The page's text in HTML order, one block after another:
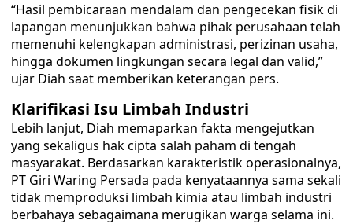
“Hasil pembicaraan mendalam dan pengecekan fisik di
lapangan menunjukkan bahwa pihak perusahaan telah
memenuhi kelengkapan administrasi, perizinan usaha,
hingga dokumen lingkungan secara legal dan valid,”
ujar Diah saat memberikan keterangan pers.
Klarifikasi Isu Limbah Industri
Lebih lanjut, Diah memaparkan fakta mengejutkan
yang sekaligus hak cipta salah paham di tengah
masyarakat. Berdasarkan karakteristik operasionalnya,
PT Giri Waring Persada pada kenyataannya sama sekali
tidak memproduksi limbah kimia atau limbah industri
berbahaya sebagaimana merugikan warga selama ini.